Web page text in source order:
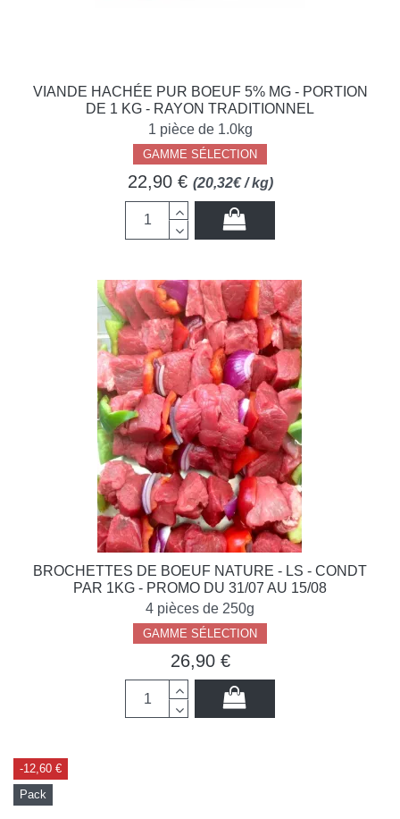
VIANDE HACHÉE PUR BOEUF 5% MG - PORTION
DE 1 KG - RAYON TRADITIONNEL
1 pièce de 1.0kg
GAMME SÉLECTION
22,90 € (20,32€ / kg)
BROCHETTES DE BOEUF NATURE - LS - CONDT
PAR 1KG - PROMO DU 31/07 AU 15/08
4 pièces de 250g
GAMME SÉLECTION
26,90 €
-12,60 €
Pack